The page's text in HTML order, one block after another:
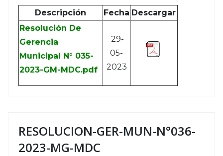
Descripción Fecha Descargar
Resolución De
Gerencia
Municipal N° 035-
2023-GM-MDC.pdf
29-
05-
2023
RESOLUCION-GER-MUN-N°036-
2023-MG-MDC